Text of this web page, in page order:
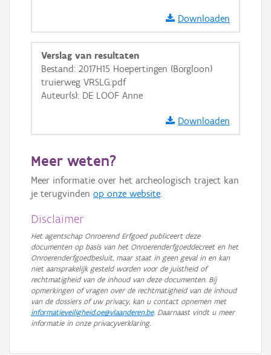
Ortho
GRB-Basiskaart
GRB-Basiskaart in grijswaarden
Downloaden
Verslag van resultaten
Bestand: 2017H15 Hoepertingen (Borgloon)
truierweg VRSLG.pdf
Auteur(s): DE LOOF Anne
Downloaden
Meer weten?
Meer informatie over het archeologisch traject kan
je terugvinden op onze website.
Disclaimer
Het agentschap Onroerend Erfgoed publiceert deze
documenten op basis van het Onroerenderfgoeddecreet en het
Onroerenderfgoedbesluit, maar staat in geen geval in en kan
niet aansprakelijk gesteld worden voor de juistheid of
rechtmatigheid van de inhoud van deze documenten. Bij
opmerkingen of vragen over de rechtmatigheid van de inhoud
van de dossiers of uw privacy, kan u contact opnemen met
informatieveiligheid.oe@vlaanderen.be. Daarnaast vindt u meer
informatie in onze privacyverklaring.